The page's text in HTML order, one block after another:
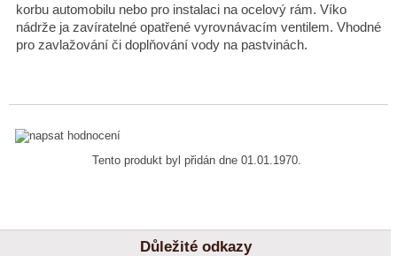
korbu automobilu nebo pro instalaci na ocelový rám. Víko
nádrže ja zavíratelné opatřené vyrovnávacím ventilem. Vhodné
pro zavlažování či doplňování vody na pastvinách.
Tento produkt byl přidán dne 01.01.1970.
Důležité odkazy